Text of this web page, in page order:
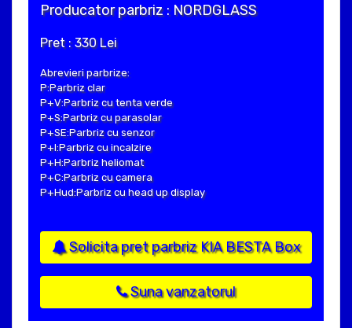
Producator parbriz : NORDGLASS
Pret : 330 Lei
Abrevieri parbrize:
P:Parbriz clar
P+V:Parbriz cu tenta verde
P+S:Parbriz cu parasolar
P+SE:Parbriz cu senzor
P+I:Parbriz cu incalzire
P+H:Parbriz heliomat
P+C:Parbriz cu camera
P+Hud:Parbriz cu head up display
Solicita pret parbriz KIA BESTA Box
Suna vanzatorul